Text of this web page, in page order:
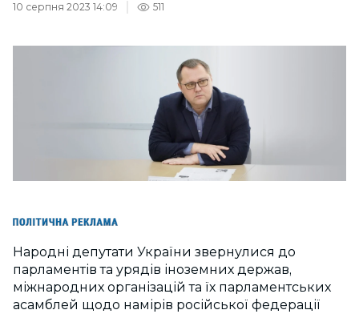
10 серпня 2023 14:09
511
Народні депутати України звернулися до
парламентів та урядів іноземних держав,
міжнародних організацій та їх парламентських
асамблей щодо намірів російської федерації